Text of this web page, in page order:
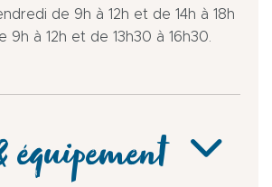
de 9h à 12h et de 14h à 18h
9h à 12h et de 13h30 à 16h30.
équipement